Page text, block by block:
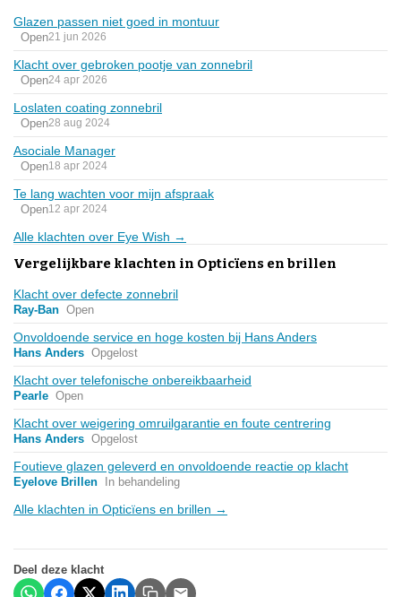
Glazen passen niet goed in montuur
Open21 jun 2026
Klacht over gebroken pootje van zonnebril
Open24 apr 2026
Loslaten coating zonnebril
Open28 aug 2024
Asociale Manager
Open18 apr 2024
Te lang wachten voor mijn afspraak
Open12 apr 2024
Alle klachten over Eye Wish →
Vergelijkbare klachten in Opticïens en brillen
Klacht over defecte zonnebril
Ray-Ban Open
Onvoldoende service en hoge kosten bij Hans Anders
Hans Anders Opgelost
Klacht over telefonische onbereikbaarheid
Pearle Open
Klacht over weigering omruilgarantie en foute centrering
Hans Anders Opgelost
Foutieve glazen geleverd en onvoldoende reactie op klacht
Eyelove Brillen In behandeling
Alle klachten in Opticïens en brillen →
Deel deze klacht